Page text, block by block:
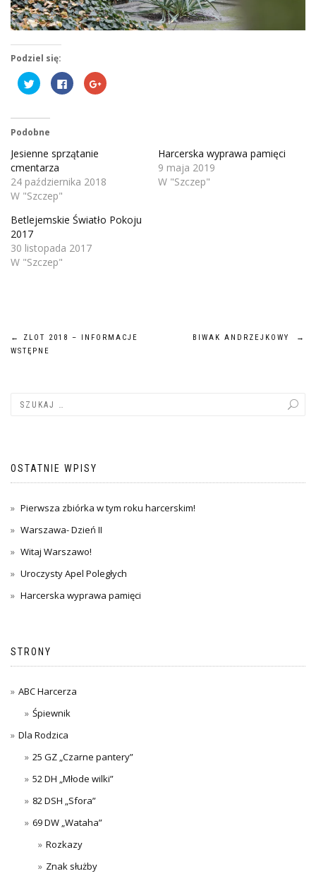
Podziel się:
Udostępnij
na
Twitterze(Otwiera
oknie)
Kliknij,
aby
udostępnić
oknie)
Kliknij,
aby
Podobne
Jesienne sprzątanie
cmentarza
24 października 2018
W "Szczep"
Harcerska wyprawa pamięci
9 maja 2019
W "Szczep"
Betlejemskie Światło Pokoju
2017
30 listopada 2017
W "Szczep"
Nawigacja
←
ZLOT 2018 – INFORMACJE
WSTĘPNE
BIWAK ANDRZEJKOWY →
OSTATNIE WPISY
Pierwsza zbiórka w tym roku harcerskim!
Warszawa- Dzień II
Witaj Warszawo!
Uroczysty Apel Poległych
Harcerska wyprawa pamięci
STRONY
ABC Harcerza
Śpiewnik
Dla Rodzica
25 GZ „Czarne pantery”
52 DH „Młode wilki”
82 DSH „Sfora”
69 DW „Wataha”
Rozkazy
Znak służby